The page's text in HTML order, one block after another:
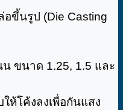
ขึ้นรูป (Die Casting
ขนาด 1.25, 1.5 และ
ห้โค้งลงเพื่อกันแสง